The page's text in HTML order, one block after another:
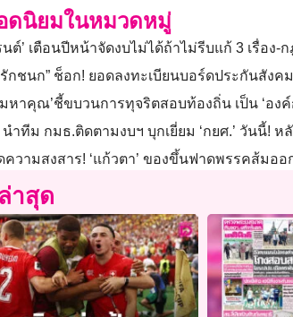
ดนิยมในหมวดหมู่
นต์’ เตือนปีหน้าจัดงบไม่ได้ถ้าไม่รีบแก้ 3 เรื่อง-
รักชนก” ช็อก! ยอดลงทะเบียนบอร์ดประกันสัง
มหาคุณ’ชี้ขบวนการทุจริตสอบท้องถิ่น เป็น ‘อ
นำทีม กมธ.ติดตามงบฯ บุกเยี่ยม ‘กยศ.’ วันนี้!
ความสงสาร! ‘แก้วตา’ ของขึ้นฟาดพรรคส้มอ
าสุด